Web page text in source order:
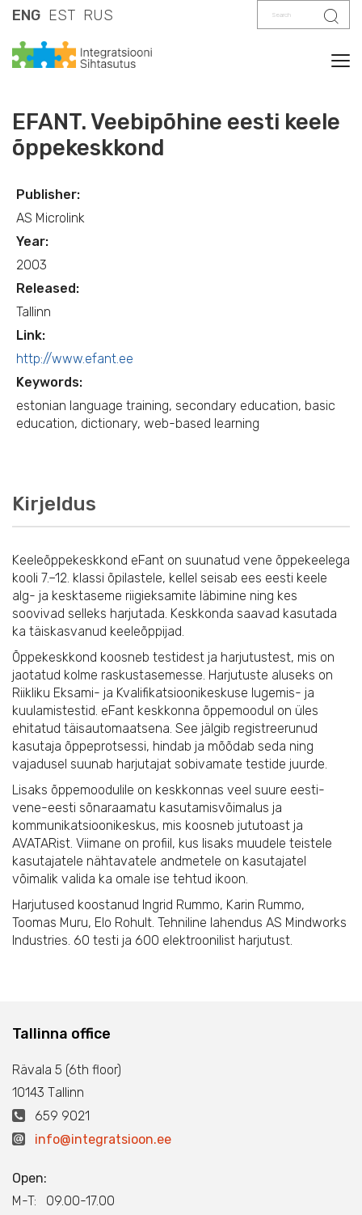
Search
ENG EST RUS
EFANT. Veebipõhine eesti keele
õppekeskkond
Publisher:
AS Microlink
Year:
2003
Released:
Tallinn
Link:
http://www.efant.ee
Keywords:
estonian language training, secondary education, basic
education, dictionary, web-based learning
Kirjeldus
Keeleõppekeskkond eFant on suunatud vene õppekeelega
kooli 7.–12. klassi õpilastele, kellel seisab ees eesti keele
alg- ja kesktaseme riigieksamite läbimine ning kes
soovivad selleks harjutada. Keskkonda saavad kasutada
ka täiskasvanud keeleõppijad.
Õppekeskkond koosneb testidest ja harjutustest, mis on
jaotatud kolme raskustasemesse. Harjutuste aluseks on
Riikliku Eksami- ja Kvalifikatsioonikeskuse lugemis- ja
kuulamistestid. eFant keskkonna õppemoodul on üles
ehitatud täisautomaatsena. See jälgib registreerunud
kasutaja õppeprotsessi, hindab ja mõõdab seda ning
vajadusel suunab harjutajat sobivamate testide juurde.
Lisaks õppemoodulile on keskkonnas veel suure eesti-
vene-eesti sõnaraamatu kasutamisvõimalus ja
kommunikatsioonikeskus, mis koosneb jututoast ja
AVATARist. Viimane on profiil, kus lisaks muudele teistele
kasutajatele nähtavatele andmetele on kasutajatel
võimalik valida ka omale ise tehtud ikoon.
Harjutused koostanud Ingrid Rummo, Karin Rummo,
Toomas Muru, Elo Rohult. Tehniline lahendus AS Mindworks
Industries. 60 testi ja 600 elektroonilist harjutust.
Tallinna office
Rävala 5 (6th floor)
10143 Тallinn
659 9021
info@integratsioon.ee
Open:
M-T: 09.00-17.00